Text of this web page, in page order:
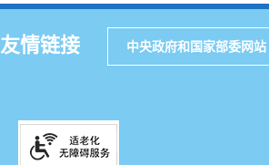
友情链接 中央政府和国家部委网站